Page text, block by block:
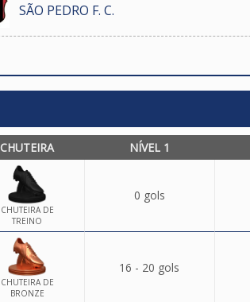
SÃO PEDRO F. C.
CHUTEIRA NÍVEL 1
CHUTEIRA DE
TREINO
0 gols
CHUTEIRA DE
BRONZE
16 - 20 gols